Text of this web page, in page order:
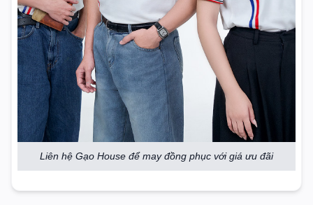
Liên hệ Gạo House để may đồng phục với giá ưu đãi